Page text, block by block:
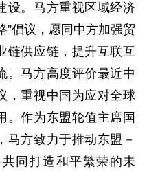
设。马方重视区域经济
”倡议，愿同中方加强贸
链供应链，提升互联互
。马方高度评价最近中
，重视中国为应对全球
。作为东盟轮值主席国
马方致力于推动东盟－
同打造和平繁荣的未